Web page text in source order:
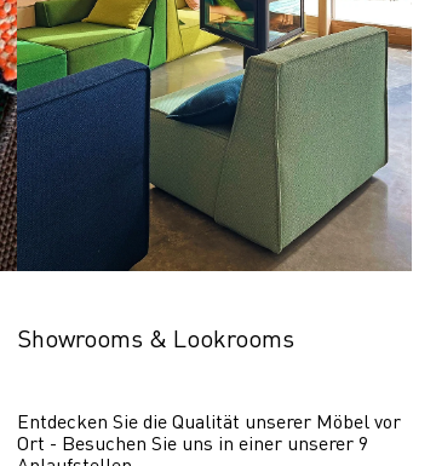
Showrooms & Lookrooms
Entdecken Sie die Qualität unserer Möbel vor
Ort - Besuchen Sie uns in einer unserer 9